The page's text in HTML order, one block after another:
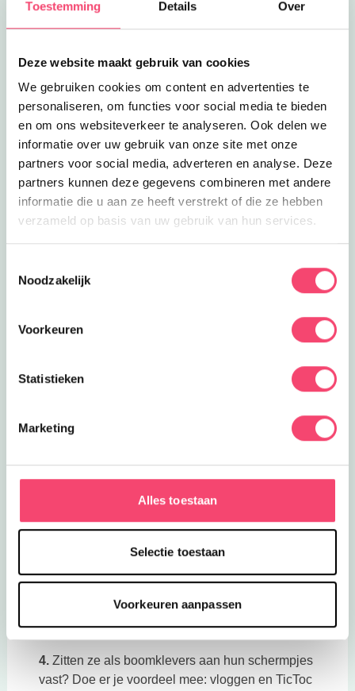
Toestemming Details Over
Deze website maakt gebruik van cookies
We gebruiken cookies om content en advertenties te
personaliseren, om functies voor social media te bieden
en om ons websiteverkeer te analyseren. Ook delen we
informatie over uw gebruik van onze site met onze
partners voor social media, adverteren en analyse. Deze
partners kunnen deze gegevens combineren met andere
informatie die u aan ze heeft verstrekt of die ze hebben
verzameld op basis van uw gebruik van hun services.
Noodzakelijk
Voorkeuren
Statistieken
Marketing
Alles toestaan
Selectie toestaan
Voorkeuren aanpassen
zijn, 76% van de deelnemers vindt dat kinderen
te weinig buiten komen en ‘Ik weet niet wat ik
naar-buiten-gaan staat, ben ik zo vrij om mijn top
5 ‘Hoe neem je ze mee naar buiten?’-tips met je
te delen:
1. Op tijd aankondigen
Ondanks tegengestribbel, geweiger, gezeur en
gehuil. Gewoon inpakken en gaan. Vrolijk blijven.
leidt je ze onverwachts af met iets geks en dan
2. Zoek iets uit dat ze echt leuk vinden
: een
hele coole buitenspeeltuin waar je nog niet bent
geweest, met een verrekijker vliegtuigen kijken
bij een plaatselijk vliegveld, een kabouterpad of
blote-voeten-pad lopen, picknicken, dieren aaien,
een speurtocht bij een natuurgebied etc. Onze
je kunt ze ook nog filteren op ‘buiten’! Geen
excuus dus dat je niet weet wat je moet doen….
3. Neem vriendjes en vriendinnetjes mee
blij, jij blij.
4.Zitten ze als boomklevers aan hun schermpjes
vast? Doe er je voordeel mee: vloggen en TicToc